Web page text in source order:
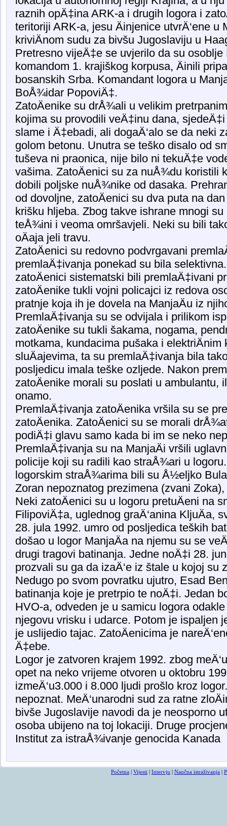
raznih opÄ‡ina ARK-a i drugih logora i
teritoriji ARK-a, jesu Äinjenice utvrÄ‘ene u
kriviÄnom sudu za bivšu Jugoslaviju u
Pretresno vijeÄ‡e se uvjerilo da su osoblje
komandom 1. krajiškog korpusa, Äinili
bosanskih Srba. Komandant logora u
BoÅ¾idar PopoviÄ‡.
ZatoÄenike su drÅ¾ali u velikim
kojima su provodili veÄ‡inu dana,
slame i Ä‡ebadi, ali dogaÄ‘alo se da neki
golom betonu. Unutra se teško disalo od
tuševa ni praonica, nije bilo ni tekuÄ‡e
vašima. ZatoÄenici su za nuÅ¾du koristili
dobili poljske nuÅ¾nike od dasaka.
od dovoljne, zatoÄenici su dva puta na
krišku hljeba. Zbog takve ishrane mnogi su
teÅ¾ini i veoma omršavjeli. Neki su bili
oÄaja jeli travu.
ZatoÄenici su redovno podvrgavani
premlaÄ‡ivanja ponekad su bila
zatoÄenici sistematski bili premlaÄ‡ivani
zatoÄenike tukli vojni policajci iz redova
pratnje koja ih je dovela na ManjaÄu iz
PremlaÄ‡ivanja su se odvijala i prilikom
zatoÄenike su tukli šakama, nogama,
motkama, kundacima pušaka i
sluÄajevima, ta su premlaÄ‡ivanja bila
posljedicu imala teške ozljede. Nakon
zatoÄenike morali su poslati u ambulantu,
onamo.
PremlaÄ‡ivanja zatoÄenika vršila su se
zatoÄenika. ZatoÄenici su se morali
podiÄ‡i glavu samo kada bi im se neko
PremlaÄ‡ivanja su na ManjaÄi vršili
policije koji su radili kao straÅ¾ari u
logorskim straÅ¾arima bili su Å½eljko
Zoran nepoznatog prezimena (zvani
Neki zatoÄenici su u logoru pretuÄeni na
FilipoviÄ‡a, uglednog graÄ‘anina KljuÄa,
28. jula 1992. umro od posljedica teških
došao u logor ManjaÄa na njemu su se
drugi tragovi batinanja. Jedne noÄ‡i 28.
prozvali su ga da izaÄ‘e iz štale u kojoj su
Nedugo po svom povratku ujutro, Esad
batinanja koje je pretrpio te noÄ‡i. Jedan
HVO-a, odveden je u samicu logora odakle
njegovu vrisku i udarce. Potom je ispaljen
je uslijedio tajac. ZatoÄenicima je
Ä‡ebe.
Logor je zatvoren krajem 1992. zbog
opet na neko vrijeme otvoren u oktobru
izmeÄ‘u3.000 i 8.000 ljudi prošlo kroz
nepoznat. MeÄ‘unarodni sud za ratne
bivše Jugoslavije navodi da je neosporno
osoba ubijeno na toj lokaciji. Druge
Institut za istraÅ¾ivanje genocida Kanada
Početna Vijesti Intervju Naučna istraživanja